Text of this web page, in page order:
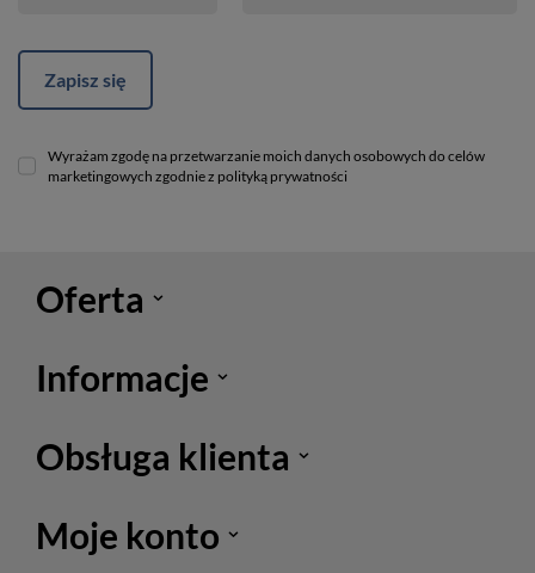
Zapisz się
Wyrażam zgodę na przetwarzanie moich danych osobowych do celów
marketingowych zgodnie z polityką prywatności
Oferta
Informacje
Obsługa klienta
Moje konto